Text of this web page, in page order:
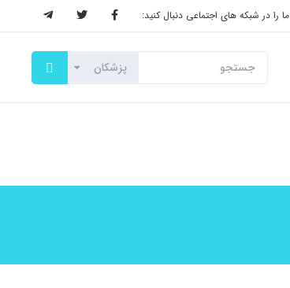
ما را در شبکه های اجتماعی دنبال کنید: